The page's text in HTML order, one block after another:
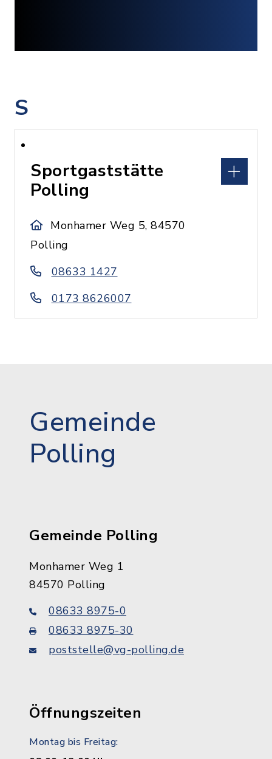
S
Sportgaststätte
Polling
Monhamer Weg 5, 84570
Polling
08633 1427
0173 8626007
Gemeinde
Polling
Gemeinde Polling
Monhamer Weg 1
84570 Polling
08633 8975-0
08633 8975-30
poststelle@vg-polling.de
Öffnungszeiten
Montag bis Freitag: